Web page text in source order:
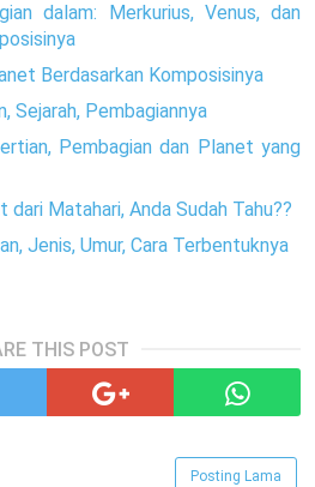
dalam: Merkurius, Venus, dan
Berdasarkan Komposisinya
Sejarah, Pembagiannya
Pembagian dan Planet yang
Matahari, Anda Sudah Tahu??
Jenis, Umur, Cara Terbentuknya
THIS POST
Posting Lama